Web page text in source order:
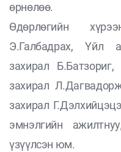
өрнөлөө.
Өдөрлөгийн
Э.Галбадрах, Үйл
захирал
захирал
захирал
эмнэлгийн
үзүүлсэн юм.